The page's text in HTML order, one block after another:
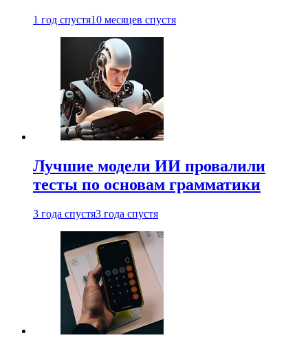
1 год спустя10 месяцев спустя
Лучшие модели ИИ провалили
тесты по основам грамматики
3 года спустя3 года спустя